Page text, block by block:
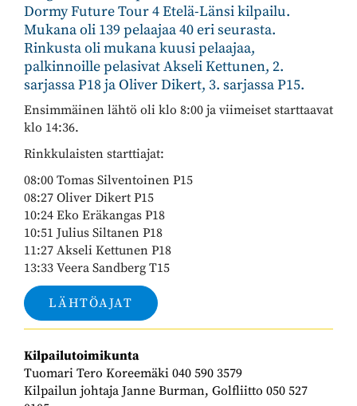
Dormy Future Tour 4 Etelä-Länsi kilpailu.
Mukana oli 139 pelaajaa 40 eri seurasta.
Rinkusta oli mukana kuusi pelaajaa,
palkinnoille pelasivat Akseli Kettunen, 2.
sarjassa P18 ja Oliver Dikert, 3. sarjassa P15.
Ensimmäinen lähtö oli klo 8:00 ja viimeiset starttaavat
klo 14:36.
Rinkkulaisten starttiajat:
08:00 Tomas Silventoinen P15
08:27 Oliver Dikert P15
10:24 Eko Eräkangas P18
10:51 Julius Siltanen P18
11:27 Akseli Kettunen P18
​​​​​​​13:33 Veera Sandberg T15
LÄHTÖAJAT
Kilpailutoimikunta
Tuomari Tero Koreemäki 040 590 3579
Kilpailun johtaja Janne Burman, Golfliitto 050 527